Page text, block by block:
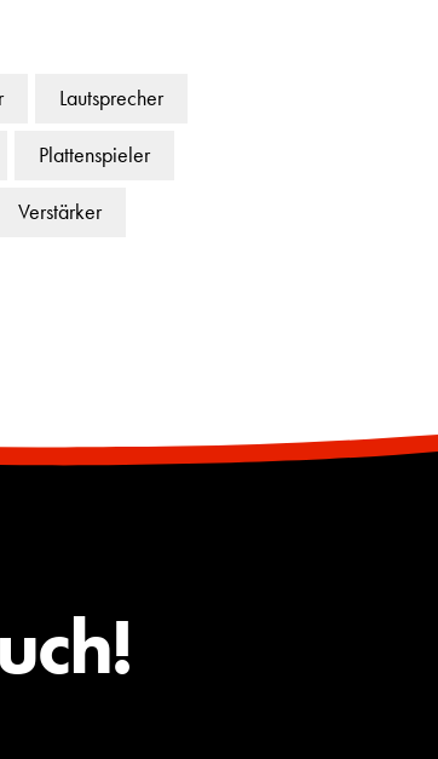
Lautsprecher
Plattenspieler
Verstärker